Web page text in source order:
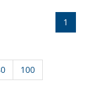
1
100